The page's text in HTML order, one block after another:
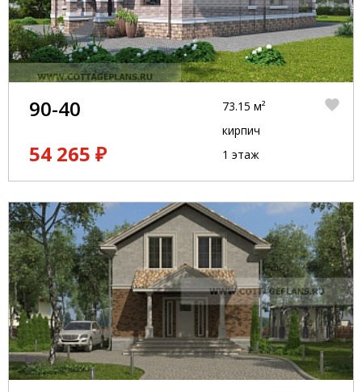
90-40
54 265 ₽
73.15 м²
кирпич
1 этаж